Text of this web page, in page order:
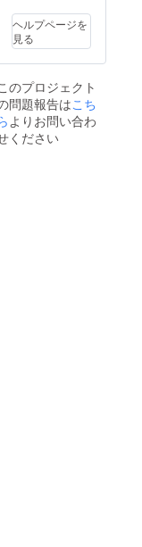
本人確
認のた
めの情
報とし
させて
頂きま
す。
効とな
ります
のでお
気をつ
さい。
※「お届
け先情
報」が
必須に
ヘルプページを
見る
のプロジェクト
問題報告はこち
よりお問い合わ
ください